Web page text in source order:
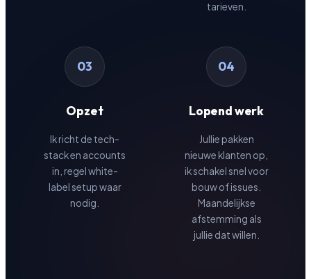
tarieven.
03
Opzet
Ik richt de tech-
stack en accounts
in, regel white-
label setup waar
nodig.
04
Lopend werk
Jullie pakken
nieuwe klanten op,
ik schakel snel voor
bouw of issues.
Maandelijkse
afstemming als
jullie dat willen.